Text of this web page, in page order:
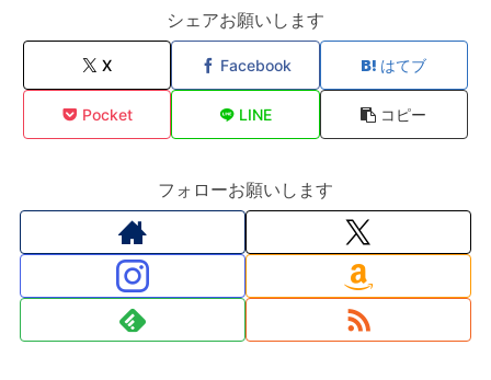
シェアお願いします
X Facebook はてブ
Pocket LINE コピー
フォローお願いします